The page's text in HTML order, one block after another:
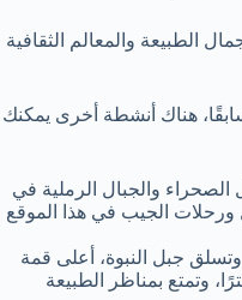
الطبيعة والمعالم الثقافية
هناك أنشطة أخرى يمكنك
والجبال الرملية في
الجيب في هذا الموقع
جبل النبوة، أعلى قمة
بارتفاع حوالي 1800 مترًا، وتمتع بمناظر الطبيعة